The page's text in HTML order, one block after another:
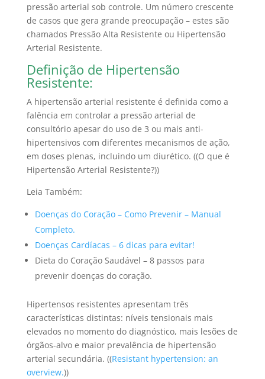
pressão arterial sob controle. Um número crescente
de casos que gera grande preocupação – estes são
chamados Pressão Alta Resistente ou Hipertensão
Arterial Resistente.
Definição de Hipertensão
Resistente:
A hipertensão arterial resistente é definida como a
falência em controlar a pressão arterial de
consultório apesar do uso de 3 ou mais anti-
hipertensivos com diferentes mecanismos de ação,
em doses plenas, incluindo um diurético. ((O que é
Hipertensão Arterial Resistente?))
Leia Também:
Doenças do Coração – Como Prevenir – Manual
Completo.
Doenças Cardíacas – 6 dicas para evitar!
Dieta do Coração Saudável – 8 passos para
prevenir doenças do coração.
Hipertensos resistentes apresentam três
características distintas: níveis tensionais mais
elevados no momento do diagnóstico, mais lesões de
órgãos-alvo e maior prevalência de hipertensão
arterial secundária. ((Resistant hypertension: an
overview.))